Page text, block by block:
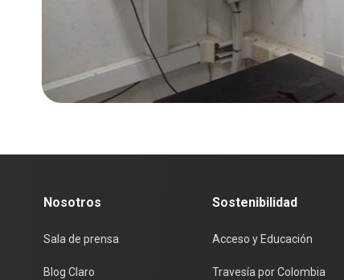
Nosotros
Sala de prensa
Blog Claro
Sostenibilidad
Acceso y Educación
Travesía por Colombia